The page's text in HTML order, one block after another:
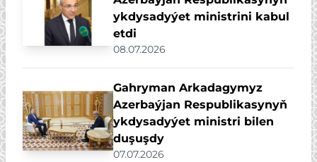
ykdysadyýet ministrini kabul
etdi
08.07.2026
Gahryman Arkadagymyz
Azerbaýjan Respublikasynyň
ykdysadyýet ministri bilen
duşuşdy
07.07.2026